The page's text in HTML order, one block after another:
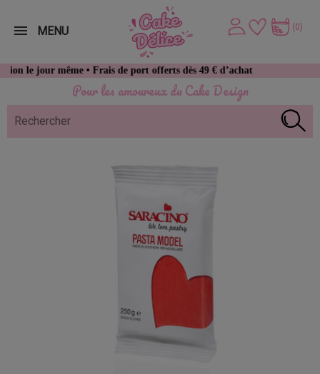
Pour les amoureux du Cake Design
même • Frais de port offerts dès 49 € d’achat
(0)
MENU